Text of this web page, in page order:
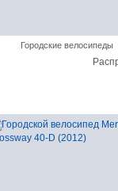
Городские велосипеды